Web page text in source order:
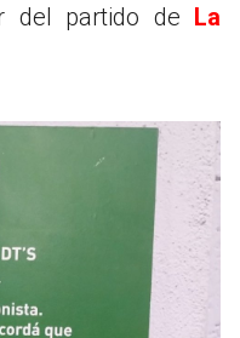
del partido de La